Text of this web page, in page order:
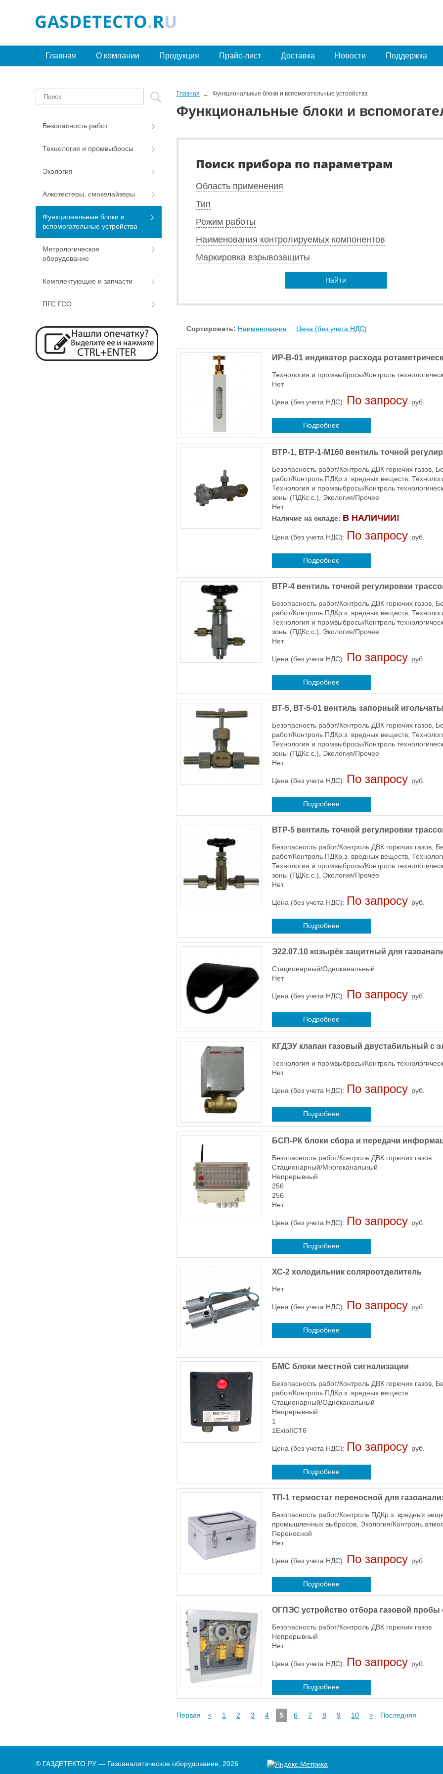
Главная О компании Продукция Прайс-лист Доставка Новости Поддержка
Главная Функциональные блоки и вспомогательные устройства
Функциональные блоки и
Поиск прибора по параметрам
Область применения
Тип
Режим работы
Наименования контролируемых компонентов
Маркировка взрывозащиты
Найти
Сортировать: Наименование Цена (без учета НДС)
ИР-В-01 индикатор расхода
Технология и промвыбросы/Контроль
Нет
Цена (без учета НДС): По запросу руб.
Подробнее
ВТР-1, ВТР-1-М160 вентиль точной
Безопасность работ/Контроль ДВК горючих газов,
работ/Контроль ПДКр.з. вредных веществ,
Технология и промвыбросы/Контроль
зоны (ПДКс.с.), Экология/Прочее
Нет
Наличие на складе: В НАЛИЧИИ!
Цена (без учета НДС): По запросу руб.
Подробнее
ВТР-4 вентиль точной регулировки
Безопасность работ/Контроль ДВК горючих газов,
работ/Контроль ПДКр.з. вредных веществ,
Технология и промвыбросы/Контроль
зоны (ПДКс.с.), Экология/Прочее
Нет
Цена (без учета НДС): По запросу руб.
Подробнее
ВТ-5, ВТ-5-01 вентиль запорный
Безопасность работ/Контроль ДВК горючих газов,
работ/Контроль ПДКр.з. вредных веществ,
Технология и промвыбросы/Контроль
зоны (ПДКс.с.), Экология/Прочее
Нет
Цена (без учета НДС): По запросу руб.
Подробнее
ВТР-5 вентиль точной регулировки
Безопасность работ/Контроль ДВК горючих газов,
работ/Контроль ПДКр.з. вредных веществ,
Технология и промвыбросы/Контроль
зоны (ПДКс.с.), Экология/Прочее
Нет
Цена (без учета НДС): По запросу руб.
Подробнее
Э22.07.10 козырёк защитный для
Стационарный/Одноканальный
Нет
Цена (без учета НДС): По запросу руб.
Подробнее
КГДЭУ клапан газовый двустабильный с
Технология и промвыбросы/Контроль
Нет
Цена (без учета НДС): По запросу руб.
Подробнее
БСП-РК блоки сбора и передачи
Безопасность работ/Контроль ДВК горючих газов
Стационарный/Многоканальный
Непрерывный
256
256
Нет
Цена (без учета НДС): По запросу руб.
Подробнее
ХС-2 холодильник соляроотделитель
Нет
Цена (без учета НДС): По запросу руб.
Подробнее
БМС блоки местной сигнализации
Безопасность работ/Контроль ДВК горючих газов,
работ/Контроль ПДКр.з. вредных веществ
Стационарный/Одноканальный
Непрерывный
1
1ExibIICT6
Цена (без учета НДС): По запросу руб.
Подробнее
ТП-1 термостат переносной для
Безопасность работ/Контроль ПДКр.з. вредных
промышленных выбросов, Экология/Контроль
Переносной
Нет
Цена (без учета НДС): По запросу руб.
Подробнее
ОГПЭС устройство отбора газовой пробы
Безопасность работ/Контроль ДВК горючих газов
Непрерывный
Нет
Цена (без учета НДС): По запросу руб.
Подробнее
Первая < 1 2 3 4 5 6 7 8 9 10 > Последняя
Безопасность работ
Технология и промвыбросы
Экология
Алкотестеры, смокелайзеры
Функциональные блоки и
вспомогательные устройства
Метрологическое
оборудование
Комплектующие и запчасти
ПГС ГСО
© ГАЗДЕТЕКТО.РУ — Газоаналитическое оборудование, 2026